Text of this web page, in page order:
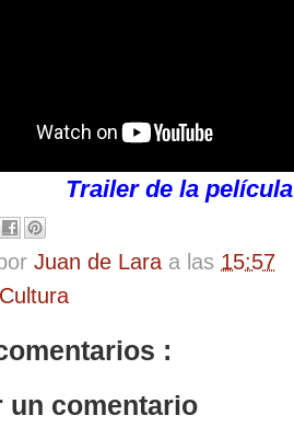
Trailer de la
Juan de Lara a las 15:57
Cultura
:
un comentario